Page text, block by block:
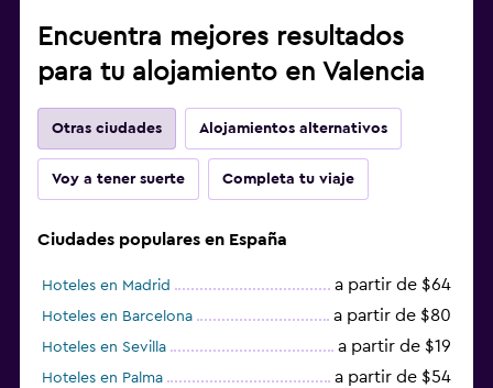
Encuentra mejores resultados
para tu alojamiento en Valencia
Otras ciudades Alojamientos alternativos
Voy a tener suerte Completa tu viaje
Ciudades populares en España
Hoteles en Madrid a partir de $64
Hoteles en Barcelona a partir de $80
Hoteles en Sevilla a partir de $19
Hoteles en Palma a partir de $54